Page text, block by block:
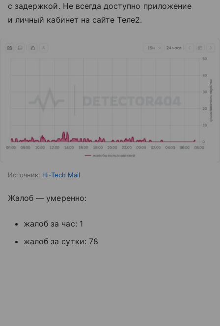
с задержкой. Не всегда доступно приложение
и личный кабинет на сайте Tеле2.
Источник: Hi-Tech Mail
Жалоб — умеренно:
жалоб за час: 1
жалоб за сутки: 78